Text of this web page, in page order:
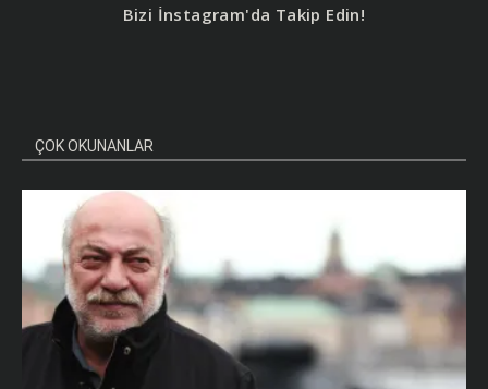
Bizi İnstagram'da Takip Edin!
ÇOK OKUNANLAR